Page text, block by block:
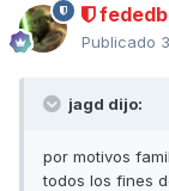
fededb
Publicado
jagd dijo:
por motivos
todos los fines